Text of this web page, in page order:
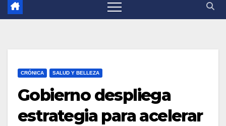
CRÓNICA SALUD Y BELLEZA
Gobierno despliega
estrategia para acelerar